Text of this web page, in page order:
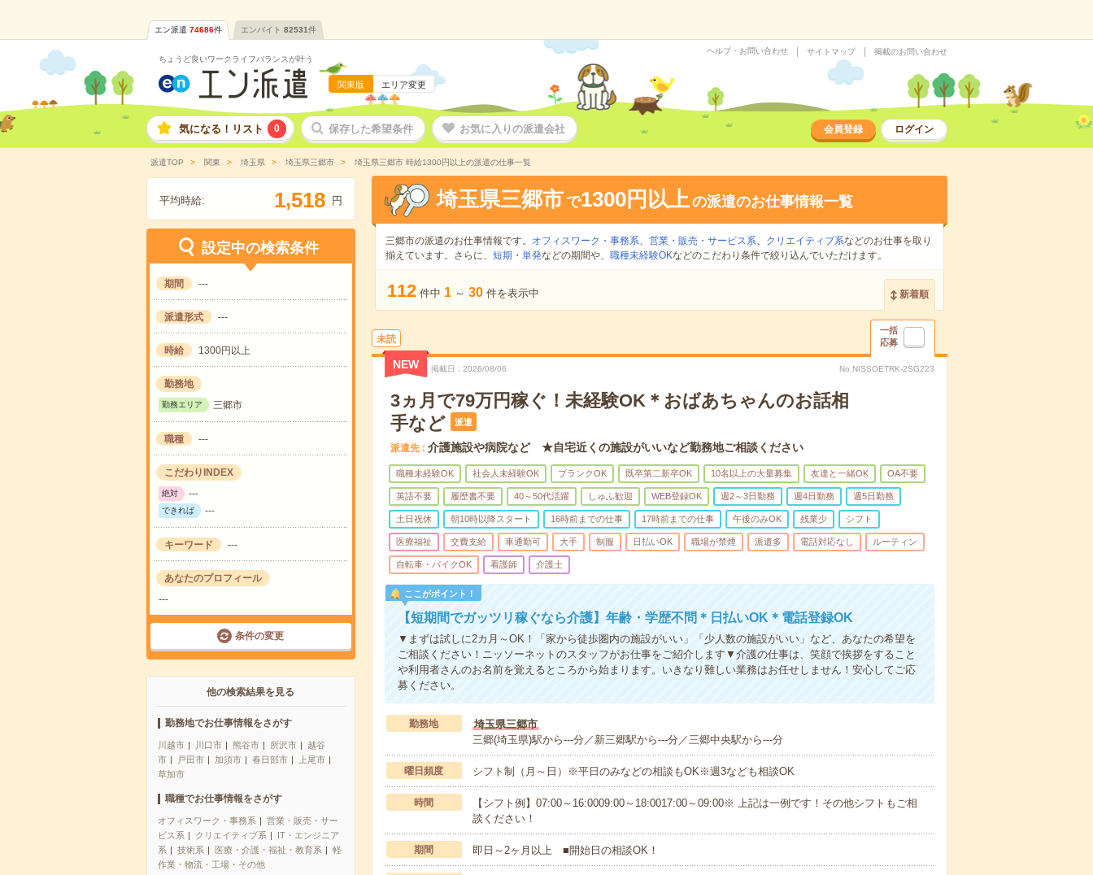
エン派遣 74686件 エンバイト 82531件
ちょうど良いワークライフバランスが叶う
関東版 エリア変更
ヘルプ・お問い合わせ サイトマップ 掲載のお問い合わせ
気になる！リスト 0 保存した希望条件 お気に入りの派遣会社 会員登録 ログイン
派遣TOP 関東 埼玉県 埼玉県三郷市 埼玉県三郷市 時給1300円以上の派遣の仕事一覧
平均時給: 1,518 円
設定中の検索条件
期間 ---
派遣形式 ---
時給 1300円以上
勤務地
勤務エリア 三郷市
職種 ---
こだわりINDEX
絶対 ---
できれば ---
キーワード ---
あなたのプロフィール
---
条件の変更
他の検索結果を見る
勤務地でお仕事情報をさがす
川越市 川口市 熊谷市 所沢市
越谷
市
戸田市 加須市 春日部市
上尾市
草加市
職種でお仕事情報をさがす
オフィスワーク・事務系
営業・販売・サー
ビス系
クリエイティブ系
IT・エンジニア
系
技術系 医療・介護・福祉・教育系
軽
作業・物流・工場・その他
埼玉県三郷市 で1300円以上の派遣のお仕事情報一覧
三郷市の派遣のお仕事情報です。 オフィスワーク・事務系、 営業・販売・サービス系、 クリエイティブ系などのお仕事を取り
揃えています。さらに、 短期 ・ 単発などの期間や、 職種未経験OKなどのこだわり条件で絞り込んでいただけます。
112 件中 1 ～ 30 件を表示中 新着順
未読
一括
応募
NEW 掲載日 2026/08/06 No.NISSOETRK-2SG223
3ヵ月で79万円稼ぐ！未経験OK＊おばあちゃんのお話相
手など
派遣
派遣先 介護施設や病院など ★自宅近くの施設がいいなど勤務地ご相談ください
職種未経験OK 社会人未経験OK ブランクOK 既卒第二新卒OK 10名以上の大量募集 友達と一緒OK OA不要
英語不要 履歴書不要 40～50代活躍 しゅふ歓迎 WEB登録OK 週2～3日勤務 週4日勤務 週5日勤務
土日祝休 朝10時以降スタート 16時前までの仕事 17時前までの仕事 午後のみOK 残業少 シフト
医療福祉 交費支給 車通勤可 大手 制服 日払いOK 職場が禁煙 派遣多 電話対応なし ルーティン
自転車・バイクOK 看護師 介護士
ここがポイント！
【短期間でガッツリ稼ぐなら介護】年齢・学歴不問＊日払いOK＊電話登録OK
▼まずは試しに2カ月～OK！「家から徒歩圏内の施設がいい」「少人数の施設がいい」など、あなたの希望を
ご相談ください！ニッソーネットのスタッフがお仕事をご紹介します▼介護の仕事は、笑顔で挨拶をすること
や利用者さんのお名前を覚えるところから始まります。いきなり難しい業務はお任せしません！安心してご応
募ください。
勤務地
埼玉県三郷市
三郷(埼玉県)駅から---分／新三郷駅から---分／三郷中央駅から---分
曜日頻度 シフト制（月～日）※平日のみなどの相談もOK※週3なども相談OK
時間
【シフト例】07:00～16:0009:00～18:0017:00～09:00※ 上記は一例です！その他シフトもご相
談ください！
期間 即日～2ヶ月以上 ■開始日の相談OK！